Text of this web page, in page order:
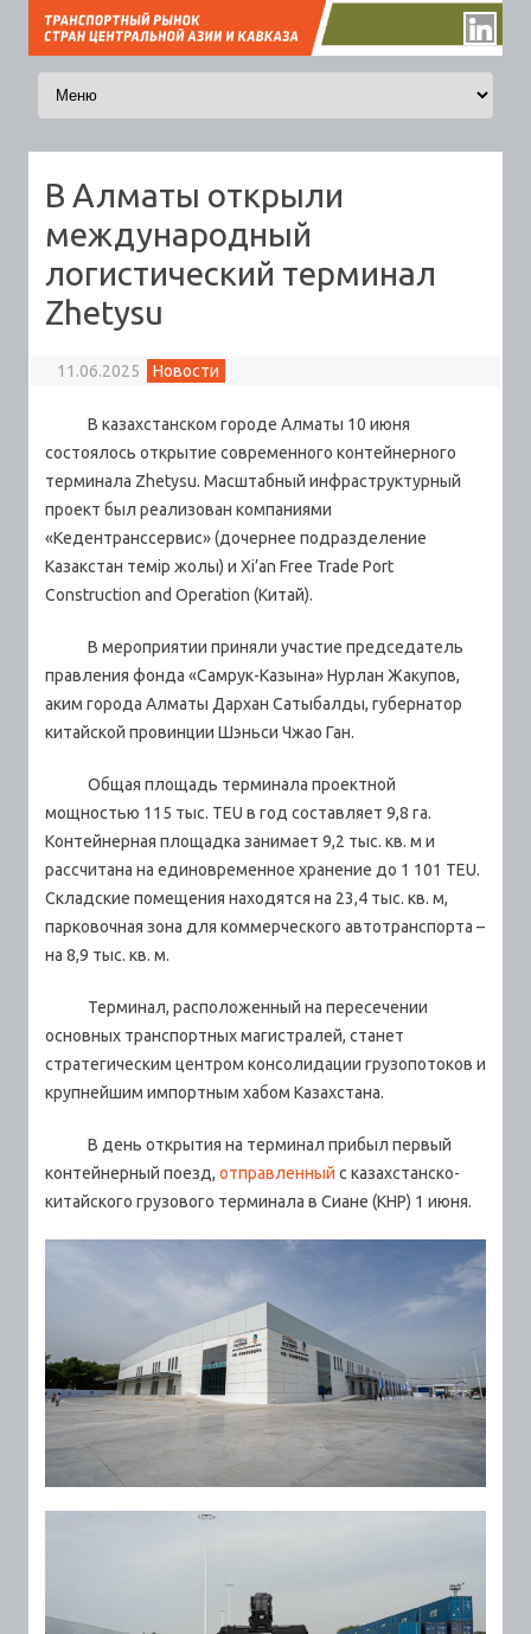
Перейти к содержимому
В Алматы открыли
международный
логистический терминал
Zhetysu
11.06.2025 Новости
В казахстанском городе Алматы 10 июня
состоялось открытие современного контейнерного
терминала Zhetysu. Масштабный инфраструктурный
проект был реализован компаниями
«Кедентранссервис» (дочернее подразделение
Казакстан темір жолы) и Xi’an Free Trade Port
Construction and Operation (Китай).
В мероприятии приняли участие председатель
правления фонда «Самрук-Казына» Нурлан Жакупов,
аким города Алматы Дархан Сатыбалды, губернатор
китайской провинции Шэньси Чжао Ган.
Общая площадь терминала проектной
мощностью 115 тыс. TEU в год составляет 9,8 га.
Контейнерная площадка занимает 9,2 тыс. кв. м и
рассчитана на единовременное хранение до 1 101 TEU.
Складские помещения находятся на 23,4 тыс. кв. м,
парковочная зона для коммерческого автотранспорта –
на 8,9 тыс. кв. м.
Терминал, расположенный на пересечении
основных транспортных магистралей, станет
стратегическим центром консолидации грузопотоков и
крупнейшим импортным хабом Казахстана.
В день открытия на терминал прибыл первый
контейнерный поезд, отправленный с казахстанско-
китайского грузового терминала в Сиане (КНР) 1 июня.